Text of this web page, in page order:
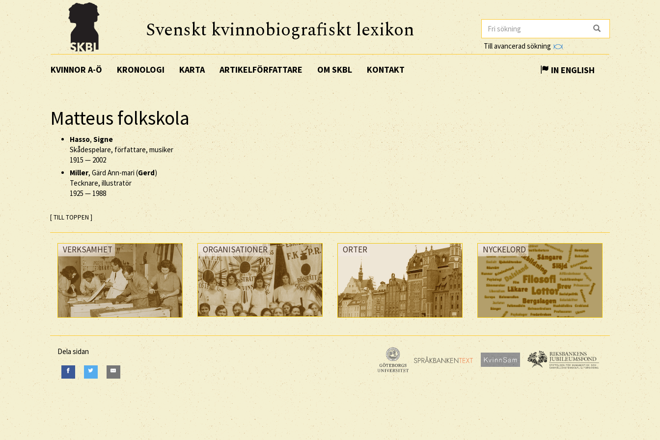
Svenskt kvinnobiografiskt lexikon
Till avancerad sökning
KVINNOR A-Ö KRONOLOGI KARTA ARTIKELFÖRFATTARE OM SKBL KONTAKT IN ENGLISH
Matteus folkskola
Hasso, Signe
Skådespelare, författare, musiker
1915 — 2002
Miller, Gärd Ann-mari (Gerd)
Tecknare, illustratör
1925 — 1988
[ TILL TOPPEN ]
VERKSAMHET ORGANISATIONER ORTER NYCKELORD
Dela sidan